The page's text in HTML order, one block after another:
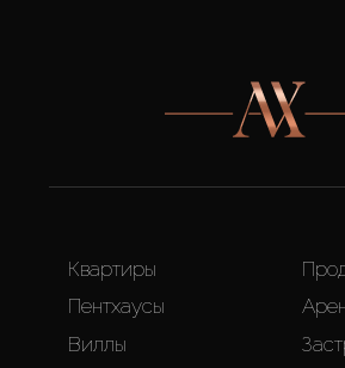
Квартиры
Пентхаусы
Виллы